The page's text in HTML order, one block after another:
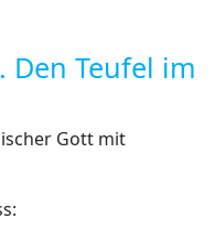
Den Teufel im
Gott mit